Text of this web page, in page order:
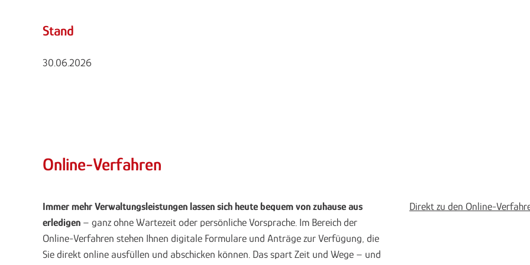
Stand
30.06.2026
Online-Verfahren
Immer mehr Verwaltungsleistungen lassen sich heute bequem von zuhause aus
erledigen – ganz ohne Wartezeit oder persönliche Vorsprache. Im Bereich der
Online-Verfahren stehen Ihnen digitale Formulare und Anträge zur Verfügung, die
Sie direkt online ausfüllen und abschicken können. Das spart Zeit und Wege – und
Direkt zu den Online-